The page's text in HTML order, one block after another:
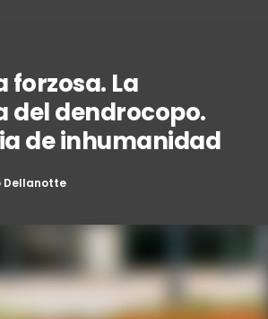
forzosa. La
del dendrocopo.
de inhumanidad
Dellanotte